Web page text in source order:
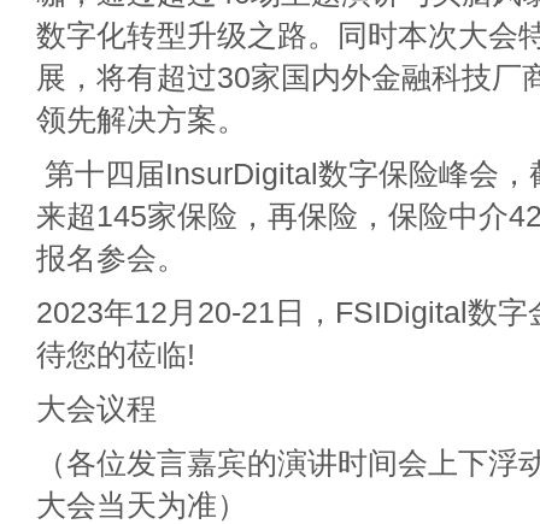
数字化转型升级之路。同时本次大会
展，将有超过30家国内外金融科技厂
领先解决方案。
第十四届InsurDigital数字保险峰会
来超145家保险，再保险，保险中介
报名参会。
2023年12月20-21日，FSIDigital数字
待您的莅临!
大会议程
（各位发言嘉宾的演讲时间会上下浮
大会当天为准）